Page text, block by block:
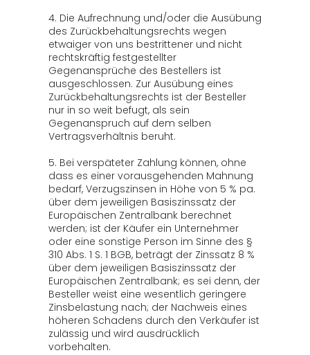
4. Die Aufrechnung und/oder die Ausübung
des Zurückbehaltungsrechts wegen
etwaiger von uns bestrittener und nicht
rechtskräftig festgestellter
Gegenansprüche des Bestellers ist
ausgeschlossen. Zur Ausübung eines
Zurückbehaltungsrechts ist der Besteller
nur in so weit befugt, als sein
Gegenanspruch auf dem selben
Vertragsverhältnis beruht.
5. Bei verspäteter Zahlung können, ohne
dass es einer vorausgehenden Mahnung
bedarf, Verzugszinsen in Höhe von 5 % pa.
über dem jeweiligen Basiszinssatz der
Europäischen Zentralbank berechnet
werden; ist der Käufer ein Unternehmer
oder eine sonstige Person im Sinne des §
310 Abs. 1 S. 1 BGB, beträgt der Zinssatz 8 %
über dem jeweiligen Basiszinssatz der
Europäischen Zentralbank; es sei denn, der
Besteller weist eine wesentlich geringere
Zinsbelastung nach; der Nachweis eines
höheren Schadens durch den Verkäufer ist
zulässig und wird ausdrücklich
vorbehalten.